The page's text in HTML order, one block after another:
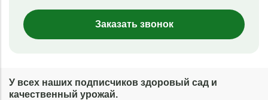
Заказать звонок
У всех наших подписчиков здоровый сад и
качественный урожай.